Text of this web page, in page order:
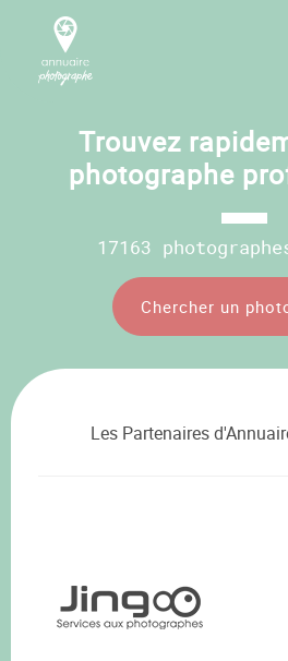
Trouvez
photographe
17163
Chercher un
Les Partenaires